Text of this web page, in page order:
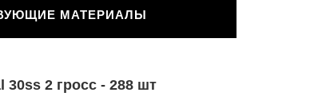
МАТЕРИАЛЫ
2 гросс - 288 шт